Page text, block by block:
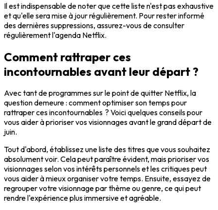
Il est indispensable de noter que cette liste n'est pas exhaustive
et qu'elle sera mise à jour régulièrement. Pour rester informé
des dernières suppressions, assurez-vous de consulter
régulièrement l'agenda Netflix.
Comment rattraper ces
incontournables avant leur départ ?
Avec tant de programmes sur le point de quitter Netflix, la
question demeure : comment optimiser son temps pour
rattraper ces incontournables ? Voici quelques conseils pour
vous aider à prioriser vos visionnages avant le grand départ de
juin.
Tout d'abord, établissez une liste des titres que vous souhaitez
absolument voir. Cela peut paraître évident, mais prioriser vos
visionnages selon vos intérêts personnels et les critiques peut
vous aider à mieux organiser votre temps. Ensuite, essayez de
regrouper votre visionnage par thème ou genre, ce qui peut
rendre l'expérience plus immersive et agréable.